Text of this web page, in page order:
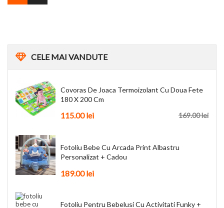
CELEMAI VANDUTE
Covoras De Joaca Termoizolant Cu Doua Fete
180 X 200 Cm
169.00 lei
115.00 lei
Fotoliu Bebe Cu Arcada Print Albastru
Personalizat + Cadou
189.00 lei
Fotoliu Pentru Bebelusi Cu Activitati Funky +